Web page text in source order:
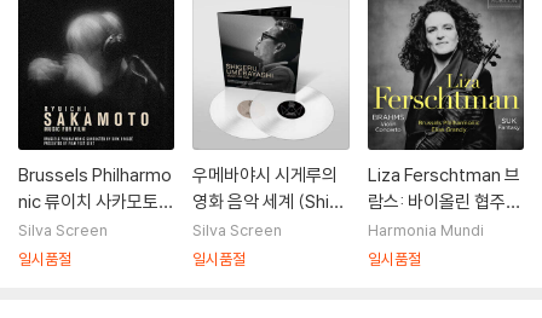
Brussels Philharmo
nic 류이치 사카모토
영화음악 [관현악 연주
반] (Ryuichi Sakam
Silva Screen
일시품절
우메바야시 시게루의
영화 음악 세계 (Shig
eru Umebayashi -
Music For Film) [화
Silva Screen
일시품절
Liza Ferschtman 브
람스: 바이올린 협주곡
/ 수크: 환상곡 (Brah
ms: Violin Concert
Harmonia Mundi
일시품절